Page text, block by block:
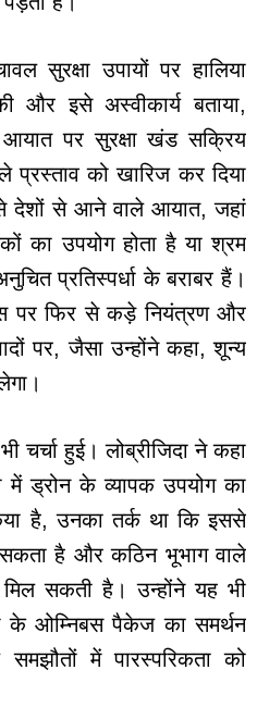
सुरक्षा उपायों पर हालिया
और इसे अस्वीकार्य बताया,
पर सुरक्षा खंड सक्रिय
को खारिज कर दिया
देशों से आने वाले आयात, जहां
का उपयोग होता है या श्रम
प्रतिस्पर्धा के बराबर हैं।
पर फिर से कड़े नियंत्रण और
पर, जैसा उन्होंने कहा, शून्य
चर्चा हुई। लोब्रीजिदा ने कहा
ड्रोन के व्यापक उपयोग का
है, उनका तर्क था कि इससे
है और कठिन भूभाग वाले
मिल सकती है। उन्होंने यह भी
के ओम्निबस पैकेज का समर्थन
में पारस्परिकता को